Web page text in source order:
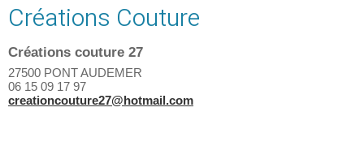
Créations Couture
Créations couture 27
27500 PONT AUDEMER
06 15 09 17 97
creationcouture27@hotmail.com